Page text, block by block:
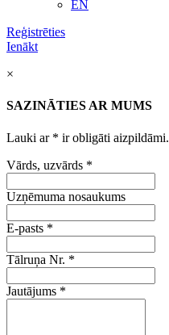
EN
Reģistrēties
Ienākt
×
SAZINĀTIES AR MUMS
Lauki ar * ir obligāti aizpildāmi.
Vārds, uzvārds *
Uzņēmuma nosaukums
E-pasts *
Tālruņa Nr. *
Jautājums *